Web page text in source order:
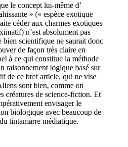
le concept lui-même d’
» (« espèce exotique
céder aux charmes exotiques
n’est absolument pas
bien scientifique ne saurait donc
de façon très claire en
à ce qui constitue la méthode
raisonnement logique basé sur
de ce bref article, qui ne vise
sont bien, comme on
créatures de science-fiction. Et
envisager le
biologique avec beaucoup de
tintamarre médiatique.